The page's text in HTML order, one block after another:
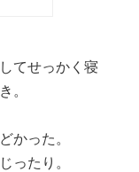
てせっかく寝
。
かった。
ったり。